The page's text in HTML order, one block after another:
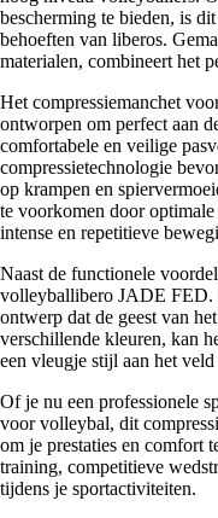
bescherming te bieden, is
behoeften van liberos.
materialen, combineert het
Het compressiemanchet
ontworpen om perfect aan
comfortabele en veilige
compressietechnologie
op krampen en
te voorkomen door
intense en repetitieve
Naast de functionele
volleyballibero JADE FED.
ontwerp dat de geest van
verschillende kleuren, kan
een vleugje stijl aan het veld
Of je nu een professionele
voor volleybal, dit
om je prestaties en comfort
training, competitieve
tijdens je sportactiviteiten.